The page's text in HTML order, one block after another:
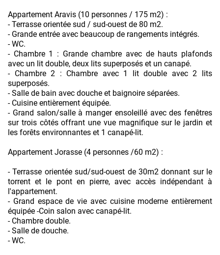
Appartement Aravis (10 personnes / 175 m2) :
- Terrasse orientée sud / sud-ouest de 80 m2.
- Grande entrée avec beaucoup de rangements intégrés.
- WC.
- Chambre 1 : Grande chambre avec de hauts plafonds
avec un lit double, deux lits superposés et un canapé.
- Chambre 2 : Chambre avec 1 lit double avec 2 lits
superposés.
- Salle de bain avec douche et baignoire séparées.
- Cuisine entièrement équipée.
- Grand salon/salle à manger ensoleillé avec des fenêtres
sur trois côtés offrant une vue magnifique sur le jardin et
les forêts environnantes et 1 canapé-lit.
Appartement Jorasse (4 personnes /60 m2) :
- Terrasse orientée sud/sud-ouest de 30m2 donnant sur le
torrent et le pont en pierre, avec accès indépendant à
l'appartement.
- Grand espace de vie avec cuisine moderne entièrement
équipée -Coin salon avec canapé-lit.
- Chambre double.
- Salle de douche.
- WC.